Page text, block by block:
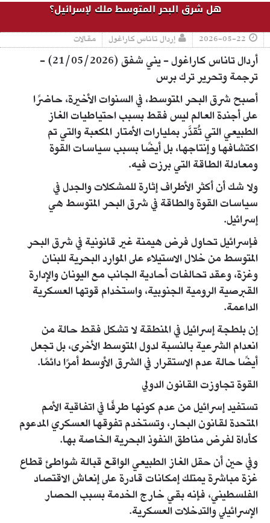
هل شرق البحر المتوسط ملك لإسرائيل؟
2026-05-22 إردال تاناس كاراغول مقالات
أردال تاناس كاراغول - يني شفق (21/05/2026) -
ترجمة وتحرير ترك برس
أصبح شرق البحر المتوسط، في السنوات الأخيرة، حاضرًا
على أجندة العالم ليس فقط بسبب احتياطيات الغاز
الطبيعي التي تُقدَّر بمليارات الأمتار المكعبة والتي تم
اكتشافها وإنتاجها، بل أيضًا بسبب سياسات القوة
ومعادلة الطاقة التي برزت فيه.
ولا شك أن أكثر الأطراف إثارة للمشكلات والجدل في
سياسات القوة والطاقة في شرق البحر المتوسط هي
إسرائيل.
فإسرائيل تحاول فرض هيمنة غير قانونية في شرق البحر
المتوسط من خلال الاستيلاء على الموارد البحرية للبنان
وغزة، وعقد تحالفات أحادية الجانب مع اليونان والإدارة
القبرصية الرومية الجنوبية، واستخدام قوتها العسكرية
الداعمة.
إن بلطجة إسرائيل في المنطقة لا تشكل فقط حالة من
انعدام الشرعية بالنسبة لدول المتوسط الأخرى، بل تجعل
أيضًا حالة عدم الاستقرار في الشرق الأوسط أمرًا دائمًا.
القوة تجاوزت القانون الدولي
تستفيد إسرائيل من عدم كونها طرفًا في اتفاقية الأمم
المتحدة لقانون البحار، وتستخدم تفوقها العسكري المدعوم
كأداة لفرض مناطق النفوذ البحرية الخاصة بها.
وفي حين أن حقل الغاز الطبيعي الواقع قبالة شواطئ قطاع
غزة مباشرة يمتلك إمكانات قادرة على إنعاش الاقتصاد
الفلسطيني، فإنه بقي خارج الخدمة بسبب الحصار
الإسرائيلي والتدخلات العسكرية.